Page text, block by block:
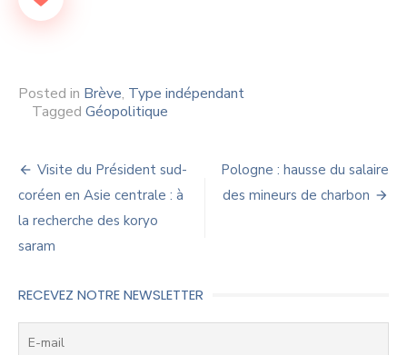
Posted in Brève, Type indépendant
Tagged Géopolitique
Navigation
de
l’article
Visite du Président sud-
coréen en Asie centrale : à
la recherche des koryo
saram
Pologne : hausse du salaire
des mineurs de charbon
RECEVEZ NOTRE NEWSLETTER